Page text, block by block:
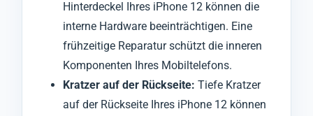
Hinterdeckel Ihres iPhone 12 können die
interne Hardware beeinträchtigen. Eine
frühzeitige Reparatur schützt die inneren
Komponenten Ihres Mobiltelefons.
Kratzer auf der Rückseite: Tiefe Kratzer
auf der Rückseite Ihres iPhone 12 können